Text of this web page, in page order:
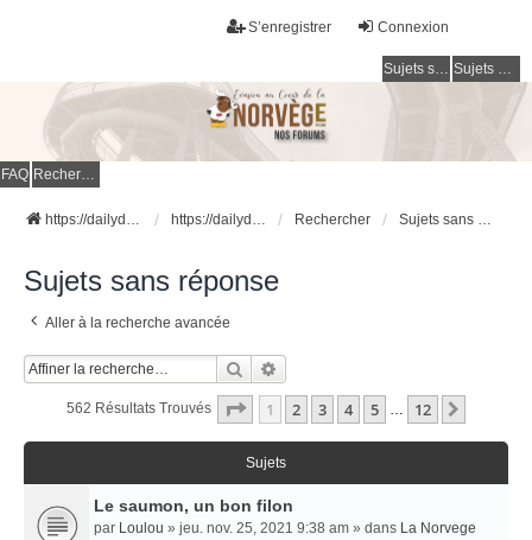
Connexion
S’enregistrer
Sujets sans réponse Sujets actifs
FAQ Rechercher
https://dailydigesthub.com https://dailydigesthub.com Rechercher Sujets sans réponse
Sujets sans réponse
Aller à la recherche avancée
Rechercher
562 Résultats Trouvés Page 1Sur
1 2 3 4 5 … 12
Sujets
Le saumon, un bon filon
par Loulou » jeu. nov. 25, 2021 9:38 am » dans La Norvege